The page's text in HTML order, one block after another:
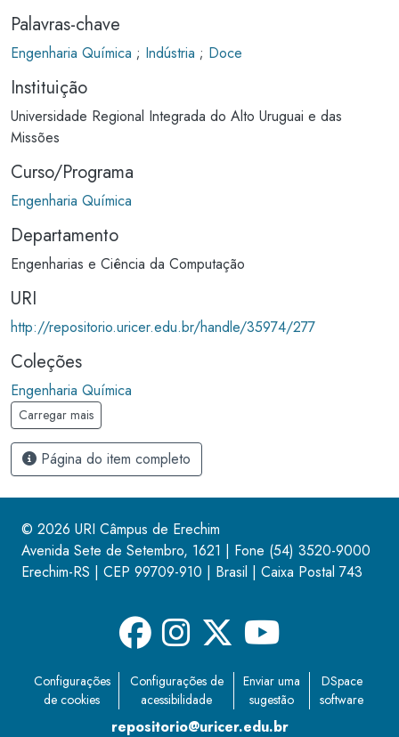
Palavras-chave
Engenharia Química ; Indústria ; Doce
Instituição
Universidade Regional Integrada do Alto Uruguai e das
Missões
Curso/Programa
Engenharia Química
Departamento
Engenharias e Ciência da Computação
URI
http://repositorio.uricer.edu.br/handle/35974/277
Coleções
Engenharia Química
Carregar mais
Página do item completo
© 2026 URI Câmpus de Erechim
Avenida Sete de Setembro, 1621 | Fone (54) 3520-9000
Erechim-RS | CEP 99709-910 | Brasil | Caixa Postal 743
Configurações
de cookies
Configurações de
acessibilidade
Enviar uma
sugestão
DSpace
software
repositorio@uricer.edu.br